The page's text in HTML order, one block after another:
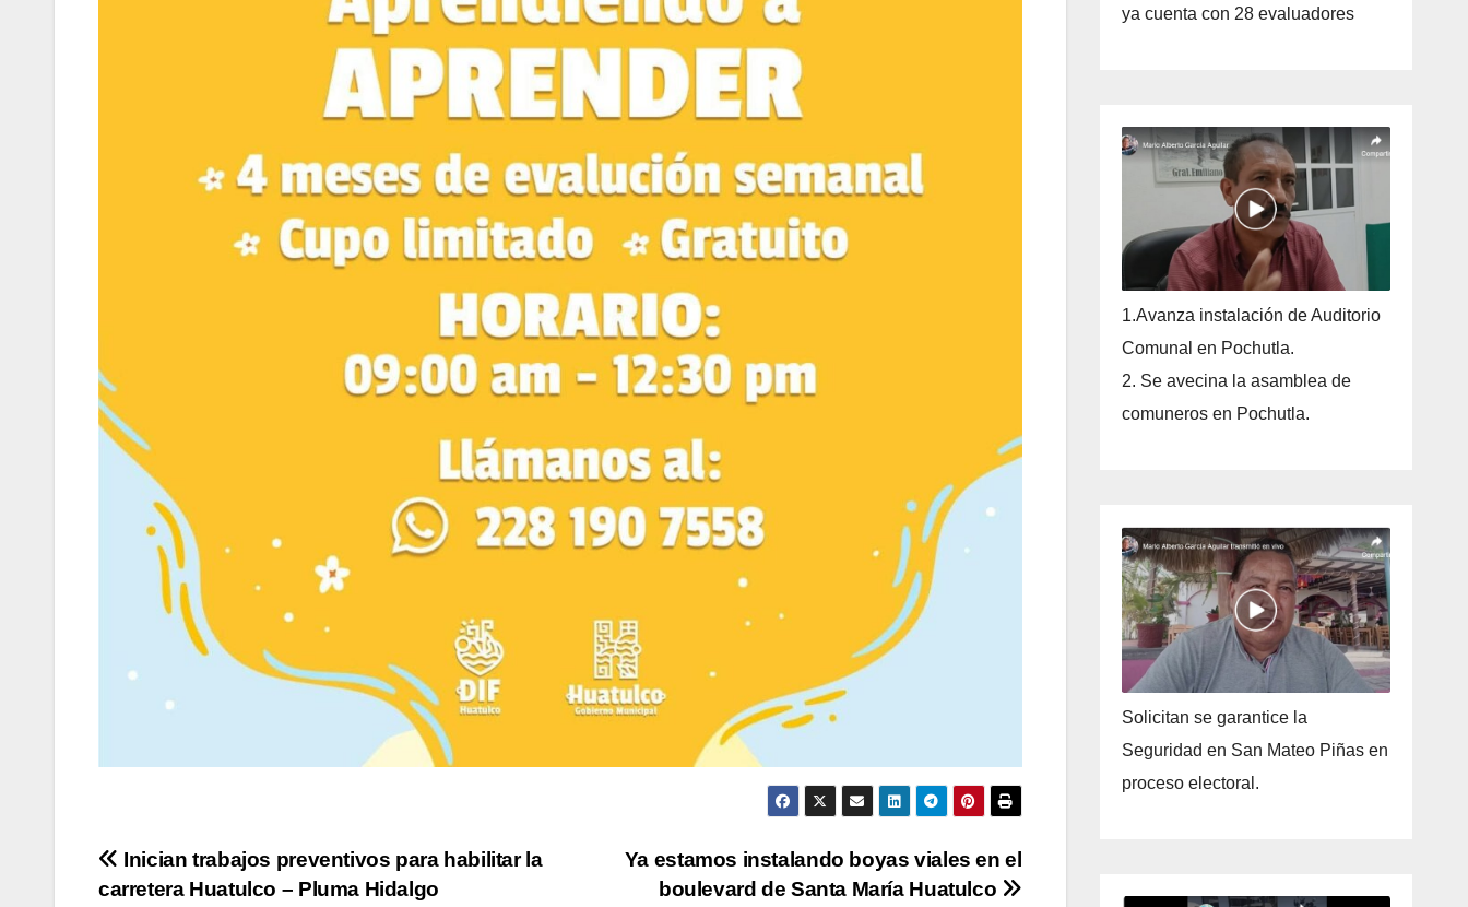
Navegación
Ya estamos instalando boyas viales en el
boulevard de Santa María Huatulco
Inician trabajos preventivos para habilitar la
carretera Huatulco – Pluma Hidalgo
ya cuenta con 28 evaluadores
1.Avanza instalación de Auditorio
Comunal en Pochutla.
2. Se avecina la asamblea de
comuneros en Pochutla.
Solicitan se garantice la
Seguridad en San Mateo Piñas en
proceso electoral.